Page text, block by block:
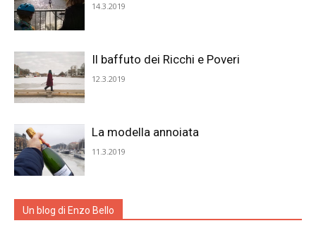
14.3.2019
Il baffuto dei Ricchi e Poveri
12.3.2019
La modella annoiata
11.3.2019
Un blog di Enzo Bello